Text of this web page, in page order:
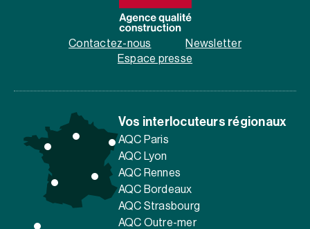
Contactez-nous
Newsletter
Espace presse
Vos interlocuteurs régionaux
AQC Paris
AQC Lyon
AQC Rennes
AQC Bordeaux
AQC Strasbourg
AQC Outre-mer